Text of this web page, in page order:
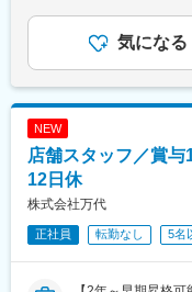
・
・1
気になる
NEW
店舗スタッフ／賞
12日休
株式会社万代
正社員 転勤なし 5名